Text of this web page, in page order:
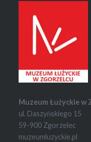
Muzeum Łużyckie w
ul. Daszyńskiego 15
59-900 Zgorzelec
muzeumluzyckie.pl